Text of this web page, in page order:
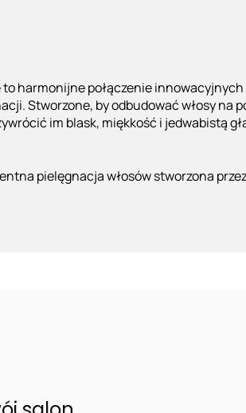
to harmonijne połączenie innowacyjnych
Stworzone, by odbudować włosy na
im blask, miękkość i jedwabistą
pielęgnacja włosów stworzona